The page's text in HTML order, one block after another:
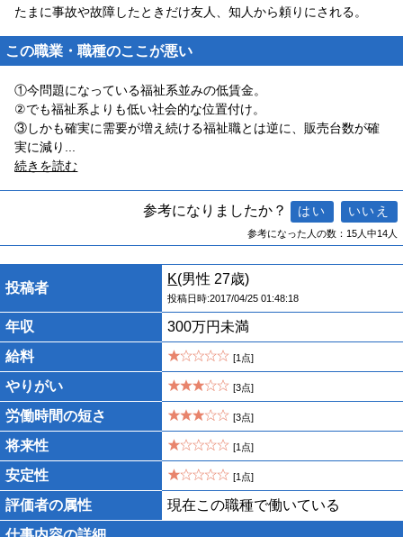
たまに事故や故障したときだけ友人、知人から頼りにされる。
この職業・職種のここが悪い
①今問題になっている福祉系並みの低賃金。
②でも福祉系よりも低い社会的な位置付け。
③しかも確実に需要が増え続ける福祉職とは逆に、販売台数が確
実に減り
続きを読む
参考になりましたか？
参考になった人の数：15人中14人
投稿者
K(男性 27歳)
投稿日時:2017/04/25 01:48:18
年収
300万円未満
給料
[1点]
やりがい [3点]
労働時間の短さ [3点]
将来性 [1点]
安定性 [1点]
評価者の属性
現在この職種で働いている